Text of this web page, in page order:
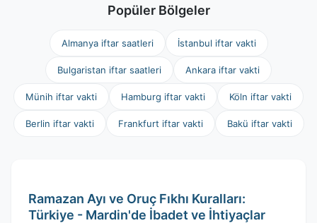
Popüler Bölgeler
Almanya iftar saatleri İstanbul iftar vakti
Bulgaristan iftar saatleri Ankara iftar vakti
Münih iftar vakti Hamburg iftar vakti Köln iftar vakti
Berlin iftar vakti Frankfurt iftar vakti Bakü iftar vakti
Ramazan Ayı ve Oruç Fıkhı Kuralları:
Türkiye - Mardin'de İbadet ve İhtiyaçlar